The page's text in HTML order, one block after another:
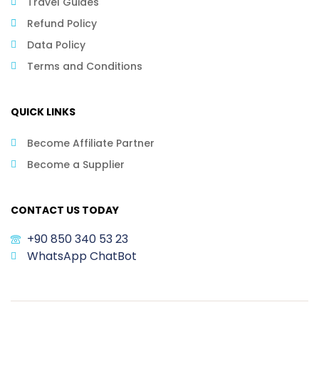
Refund Policy
Data Policy
Terms and Conditions
QUICK LINKS
Become Affiliate Partner
Become a Supplier
CONTACT US TODAY
+90 850 340 53 23
WhatsApp ChatBot